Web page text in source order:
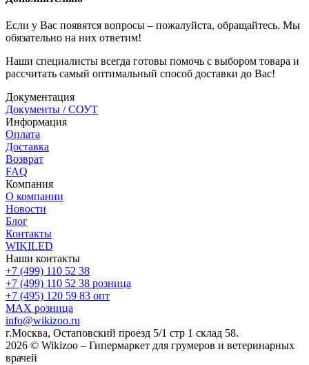
Если у Вас появятся вопросы – пожалуйста, обращайтесь. Мы
обязательно на них ответим!
Наши специалисты всегда готовы помочь с выбором товара и
рассчитать самый оптимальный способ доставки до Вас!
Документация
Документы / СОУТ
Информация
Оплата
Доставка
Возврат
FAQ
Компания
О компании
Новости
Блог
Контакты
WIKILED
Наши контакты
+7 (499) 110 52 38
+7 (499) 110 52 38 розница
+7 (495) 120 59 83 опт
MAX розница
info@wikizoo.ru
г.Москва, Остаповский проезд 5/1 стр 1 склад 58.
2026 © Wikizoo – Гипермаркет для грумеров и ветеринарных
врачей